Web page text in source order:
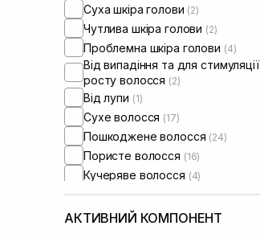
Суха шкіра голови (2)
Чутлива шкіра голови (2)
Проблемна шкіра голови (4)
Від випадіння та для стимуляції
росту волосся (2)
Від лупи (1)
Сухе волосся (17)
Пошкоджене волосся (24)
Пористе волосся (16)
Кучеряве волосся (4)
Фарбоване волосся(8)
Тонке волосся(15)
АКТИВНИЙ КОМПОНЕНТ